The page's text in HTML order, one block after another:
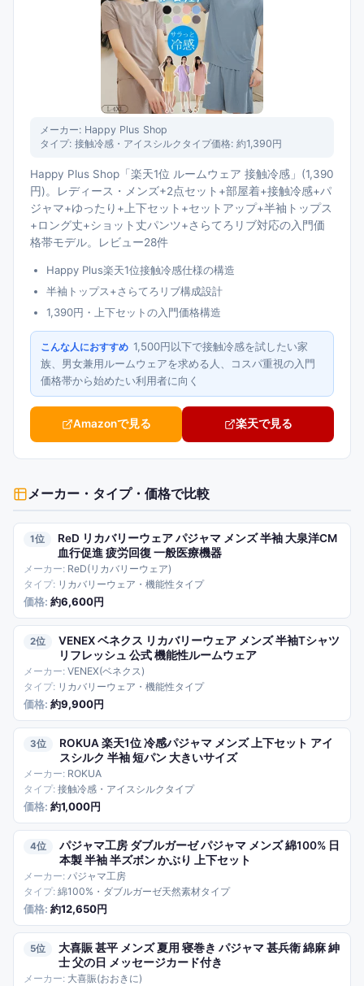
メーカー: Happy Plus Shop
タイプ: 接触冷感・アイスシルクタイプ価格: 約1,390円
Happy Plus Shop「楽天1位 ルームウェア 接触冷感」(1,390
円)。レディース・メンズ+2点セット+部屋着+接触冷感+パ
ジャマ+ゆったり+上下セット+セットアップ+半袖トップス
+ロング丈+ショット丈パンツ+さらてろリブ対応の入門価
格帯モデル。レビュー28件
Happy Plus楽天1位接触冷感仕様の構造
半袖トップス+さらてろリブ構成設計
1,390円・上下セットの入門価格構造
こんな人におすすめ 1,500円以下で接触冷感を試したい家
族、男女兼用ルームウェアを求める人、コスパ重視の入門
価格帯から始めたい利用者に向く
Amazonで見る 楽天で見る
メーカー・タイプ・価格で比較
1
ReD リカバリーウェア パジャマ メンズ 半袖 大泉洋CM
血行促進 疲労回復 一般医療機器
ReD(リカバリーウェア)
リカバリーウェア・機能性タイプ
約6,600円
2
VENEX ベネクス リカバリーウェア メンズ 半袖Tシャツ
リフレッシュ 公式 機能性ルームウェア
VENEX(ベネクス)
リカバリーウェア・機能性タイプ
約9,900円
3
ROKUA 楽天1位 冷感パジャマ メンズ 上下セット アイ
スシルク 半袖 短パン 大きいサイズ
ROKUA
接触冷感・アイスシルクタイプ
約1,000円
4
パジャマ工房 ダブルガーゼ パジャマ メンズ 綿100% 日
本製 半袖 半ズボン かぶり 上下セット
パジャマ工房
綿100%・ダブルガーゼ天然素材タイプ
約12,650円
5
大喜賑 甚平 メンズ 夏用 寝巻き パジャマ 甚兵衛 綿麻 紳
士 父の日 メッセージカード付き
大喜賑(おおきに)